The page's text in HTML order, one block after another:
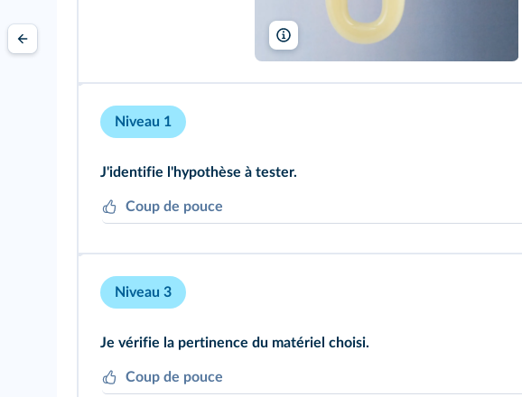
A. Aubert
Niveau 1
J'identifie l'hypothèse à tester.
Coup de pouce
Niveau 3
Je vérifie la pertinence du matériel choisi.
Coup de pouce